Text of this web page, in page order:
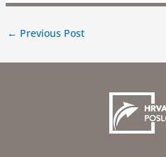
← Previous Post